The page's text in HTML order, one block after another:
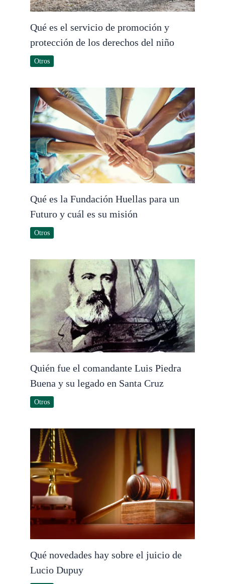
Qué es el servicio de promoción y
protección de los derechos del niño
Otros
Qué es la Fundación Huellas para un
Futuro y cuál es su misión
Otros
Quién fue el comandante Luis Piedra
Buena y su legado en Santa Cruz
Otros
Qué novedades hay sobre el juicio de
Lucio Dupuy